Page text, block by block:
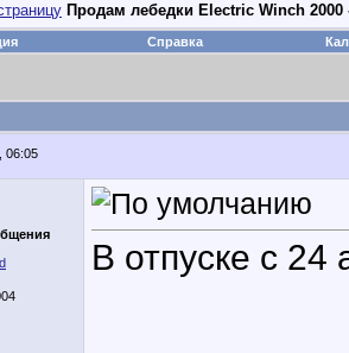
Продам лебедки Electric Winch 2000
Справка
06:05
В отпуске с 24